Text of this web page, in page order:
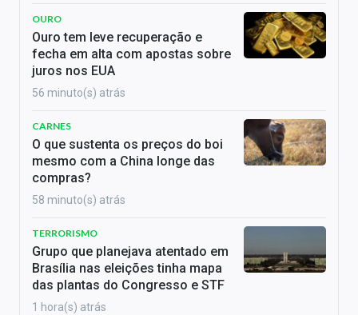
OURO
Ouro tem leve recuperação e
fecha em alta com apostas sobre
juros nos EUA
56 minuto(s) atrás
CARNES
O que sustenta os preços do boi
mesmo com a China longe das
compras?
58 minuto(s) atrás
TERRORISMO
Grupo que planejava atentado em
Brasília nas eleições tinha mapa
das plantas do Congresso e STF
1 hora(s) atrás